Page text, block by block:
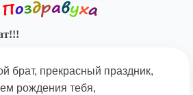
брат, прекрасный праздник,
рождения тебя,